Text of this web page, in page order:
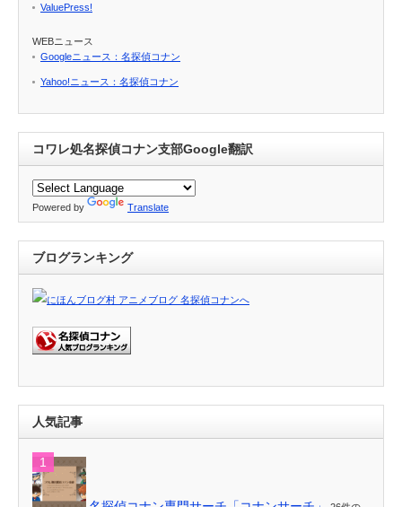
ValuePress!
WEBニュース
Googleニュース：名探偵コナン
Yahoo!ニュース：名探偵コナン
コワレ処名探偵コナン支部Google翻訳
Powered by Translate
ブログランキング
人気記事